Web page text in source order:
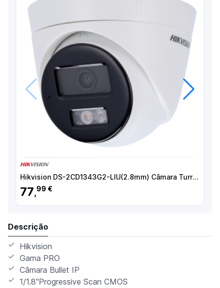
Anterior Próximo
Hikvision DS-2CD1343G2-LIU(2.8mm) Câmara Turret IP, 4 MP, 2.8 mm, 30 m, PoE, IP67, Áudio, WDR (120 dB), Branco - 6931847188986
77,99 €
Descrição
Hikvision
Gama PRO
Câmara Bullet IP
1/1.8"Progressive Scan CMOS